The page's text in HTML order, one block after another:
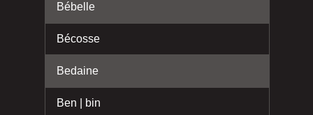
Bébelle
Bécosse
Bedaine
Ben | bin